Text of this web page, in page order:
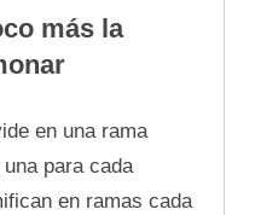
más la
en una rama
para cada
en ramas cada